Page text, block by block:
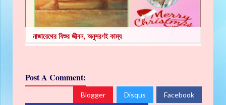
নাজারেথের যিশুর জীবন, অনুসরণই কাম্য
Post A Comment:
Blogger Disqus Facebook